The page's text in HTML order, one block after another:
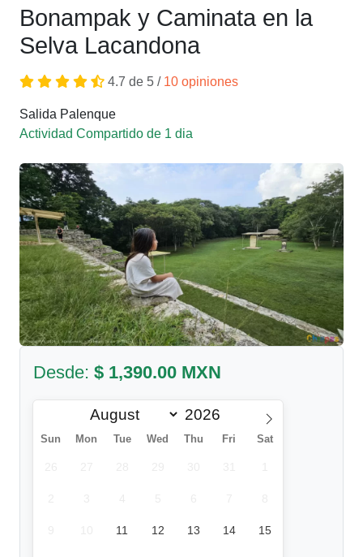
Bonampak y Caminata en la
Selva Lacandona
4.7 de 5 / 10 opiniones
Salida Palenque
Actividad Compartido de 1 dia
Desde: $ 1,390.00 MXN
Sun Mon Tue Wed Thu Fri Sat
11 12 13 14 15